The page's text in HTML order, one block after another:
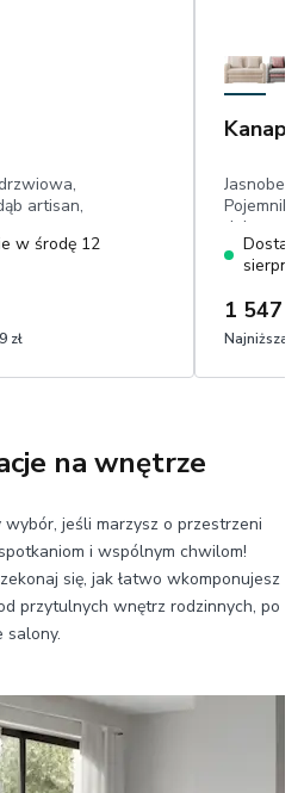
artisan,
w środę 12
zł
111x196
sztruks
sierpnia
1 547
Najniższa
na wnętrze
jeśli marzysz o przestrzeni
i wspólnym chwilom!
się, jak łatwo wkomponujesz
przytulnych wnętrz rodzinnych, po
salony.